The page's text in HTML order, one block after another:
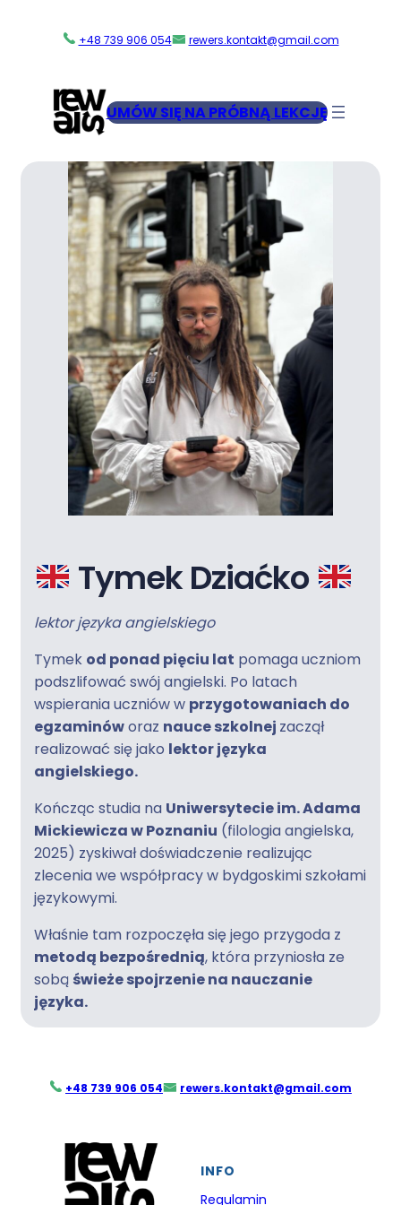
+48 739 906 054 rewers.kontakt@gmail.com
UMÓW SIĘ NA PRÓBNĄ LEKCJĘ
Tymek Dziaćko
lektor języka angielskiego
Tymek od ponad pięciu lat pomaga uczniom
podszlifować swój angielski. Po latach
wspierania uczniów w przygotowaniach do
egzaminóworaz nauce szkolnej zaczął
realizować się jako lektor języka
angielskiego.
Kończąc studia na Uniwersytecie im. Adama
Mickiewicza w Poznaniu (filologia angielska,
2025) zyskiwał doświadczenie realizując
zlecenia we współpracy w bydgoskimi szkołami
językowymi.
Właśnie tam rozpoczęła się jego przygoda z
metodą bezpośrednią, która przyniosła ze
sobą świeże spojrzenie na nauczanie
języka.
+48 739 906 054 rewers.kontakt@gmail.com
INFO
Regulamin